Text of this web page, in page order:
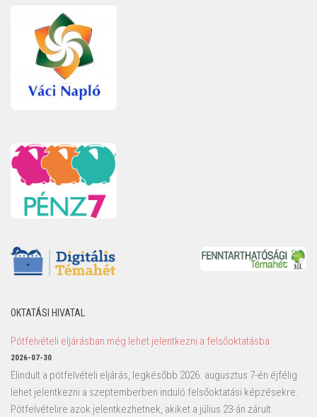
OKTATÁSI HIVATAL
Pótfelvételi eljárásban még lehet jelentkezni a felsőoktatásba
2026-07-30
Elindult a pótfelvételi eljárás, legkésőbb 2026. augusztus 7-én éjfélig
lehet jelentkezni a szeptemberben induló felsőoktatási képzésekre.
Pótfelvételire azok jelentkezhetnek, akiket a július 23-án zárult